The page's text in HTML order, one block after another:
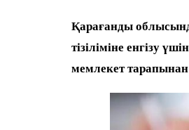
Қарағанды
тізіліміне енгізу
мемлекет тарапынан